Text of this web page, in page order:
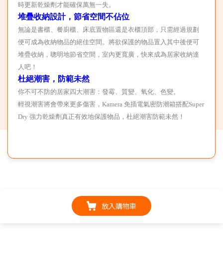
時更新乾燥劑才能確保萬無一失。
堆疊收納設計，節省空間不佔位
無論是書櫃、餐廚櫃、床底置物區還是衣櫃頂部，只需經過規劃
便可成為收納物品的絕佳空間。將欲保護的物品置入其中後便可
堆疊收納，聰明地節省空間，室內更寬廣，快來成為居家收納達
人吧！
杜絕潮害，防範未然
你不可不防的居家四大潮害：發霉、質變、氧化、色變。
輕視潮害將會帶來更多傷害，Kamera 免插電氣密防潮箱搭配Super
Dry 強力乾燥劑真正有效地保護物品，杜絕潮害防範未然！
放入購物車